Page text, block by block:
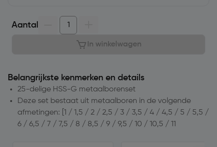
Aantal
In winkelwagen
Belangrijkste kenmerken en details
25-delige HSS-G metaalborenset
Deze set bestaat uit metaalboren in de volgende
afmetingen: [1 / 1,5 / 2 / 2,5 / 3 / 3,5 / 4 / 4,5 / 5 / 5,5 /
6 / 6,5 / 7 / 7,5 / 8 / 8,5 / 9 / 9,5 / 10 / 10,5 / 11